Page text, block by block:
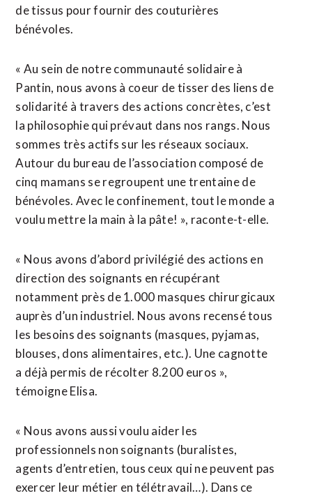
de tissus pour fournir des couturières
bénévoles.
« Au sein de notre communauté solidaire à
Pantin, nous avons à coeur de tisser des liens de
solidarité à travers des actions concrètes, c’est
la philosophie qui prévaut dans nos rangs. Nous
sommes très actifs sur les réseaux sociaux.
Autour du bureau de l’association composé de
cinq mamans se regroupent une trentaine de
bénévoles. Avec le confinement, tout le monde a
voulu mettre la main à la pâte! », raconte-t-elle.
« Nous avons d’abord privilégié des actions en
direction des soignants en récupérant
notamment près de 1.000 masques chirurgicaux
auprès d’un industriel. Nous avons recensé tous
les besoins des soignants (masques, pyjamas,
blouses, dons alimentaires, etc.). Une cagnotte
a déjà permis de récolter 8.200 euros »,
témoigne Elisa.
« Nous avons aussi voulu aider les
professionnels non soignants (buralistes,
agents d’entretien, tous ceux qui ne peuvent pas
exercer leur métier en télétravail…). Dans ce